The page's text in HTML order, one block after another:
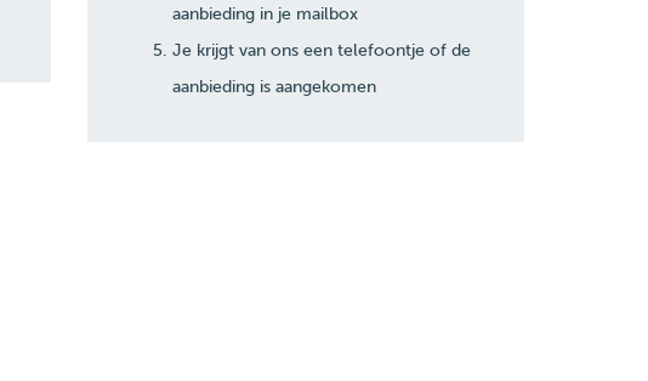
aanbieding in je mailbox
Je krijgt van ons een telefoontje of de
aanbieding is aangekomen